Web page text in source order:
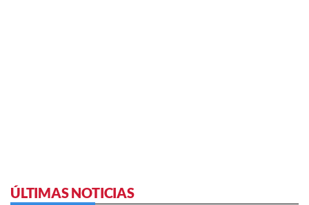
ÚLTIMAS NOTICIAS